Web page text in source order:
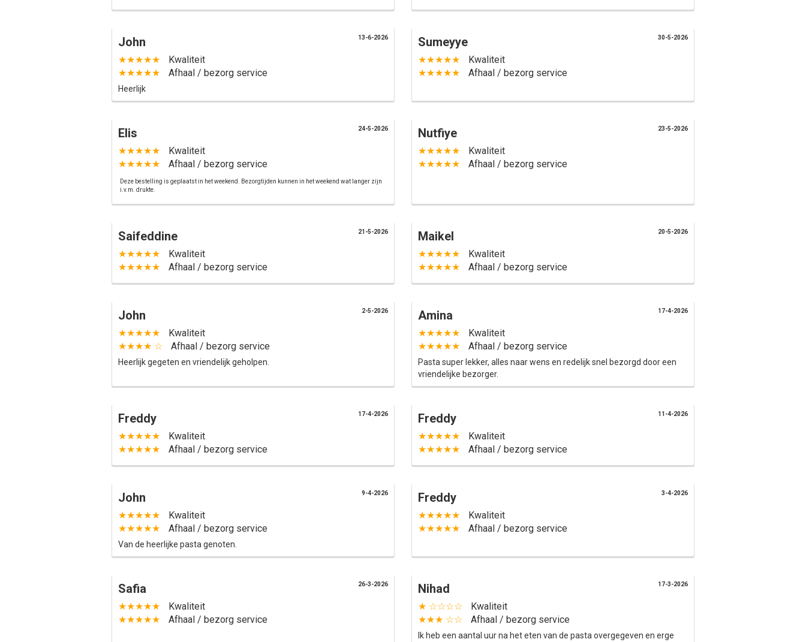
John
★★★★★
Kwaliteit
★★★★★
Afhaal / bezorg service
Heerlijk
13-6-2026 Sumeyye
★★★★★
Kwaliteit
★★★★★
Afhaal / bezorg service
30-5-2026
Elis
★★★★★
Kwaliteit
★★★★★
Afhaal / bezorg service
Deze bestelling is geplaatst in het weekend. Bezorgtijden kunnen in het weekend wat langer zijn
i.v.m. drukte.
24-5-2026 Nutfiye
★★★★★
Kwaliteit
★★★★★
Afhaal / bezorg service
23-5-2026
Saifeddine
★★★★★
Kwaliteit
★★★★★
Afhaal / bezorg service
21-5-2026 Maikel
★★★★★
Kwaliteit
★★★★★
Afhaal / bezorg service
20-5-2026
John
★★★★★
Kwaliteit
★★★★ ☆
Afhaal / bezorg service
Heerlijk gegeten en vriendelijk geholpen.
2-5-2026 Amina
★★★★★
Kwaliteit
★★★★★
Afhaal / bezorg service
Pasta super lekker, alles naar wens en redelijk snel bezorgd door een
vriendelijke bezorger.
17-4-2026
Freddy
★★★★★
Kwaliteit
★★★★★
Afhaal / bezorg service
17-4-2026 Freddy
★★★★★
Kwaliteit
★★★★★
Afhaal / bezorg service
11-4-2026
John
★★★★★
Kwaliteit
★★★★★
Afhaal / bezorg service
Van de heerlijke pasta genoten.
9-4-2026 Freddy
★★★★★
Kwaliteit
★★★★★
Afhaal / bezorg service
3-4-2026
Safia
★★★★★
Kwaliteit
★★★★★
Afhaal / bezorg service
26-3-2026 Nihad
★ ☆☆☆☆
Kwaliteit
★★★ ☆☆
Afhaal / bezorg service
Ik heb een aantal uur na het eten van de pasta overgegeven en erge
17-3-2026